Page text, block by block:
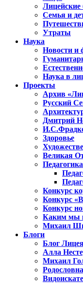
Лицейские
Семья и
Утраты
Наука
Новости и
Наука в
Проекты
Архив
Русский
Дмитрий
Здоровье
Великая
Конкурс
Конкурс
Конкурс
Каким мы
Михаил
Блоги
Блог
Алла
Михаил